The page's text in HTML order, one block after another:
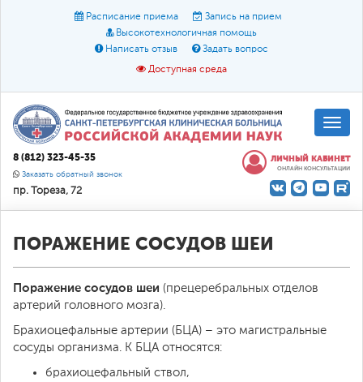
Расписание приема
Запись на прием
Высокотехнологичная помощь
Написать отзыв
Задать вопрос
Доступная среда
Размер шрифта: A A A
Цвет:
О доступной среде
8 (812) 323-45-35
Заказать обратный звонок
пр. Тореза, 72
ЛИЧНЫЙ КАБИНЕТ
ОНЛАЙН КОНСУЛЬТАЦИИ
ПОРАЖЕНИЕ СОСУДОВ ШЕИ
Поражение сосудов шеи (прецеребральных отделов
артерий головного мозга).
Брахиоцефальные артерии (БЦА) – это магистральные
сосуды организма. К БЦА относятся:
брахиоцефальный ствол,